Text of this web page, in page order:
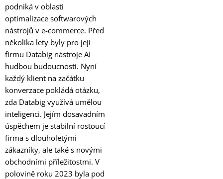
podniká v oblasti
optimalizace softwarových
nástrojů v e-commerce. Před
několika lety byly pro její
firmu Databig nástroje AI
hudbou budoucnosti. Nyní
každý klient na začátku
konverzace pokládá otázku,
zda Databig využívá umělou
inteligenci. Jejím dosavadním
úspěchem je stabilní rostoucí
firma s dlouholetými
zákazníky, ale také s novými
obchodními příležitostmi. V
polovině roku 2023 byla pod